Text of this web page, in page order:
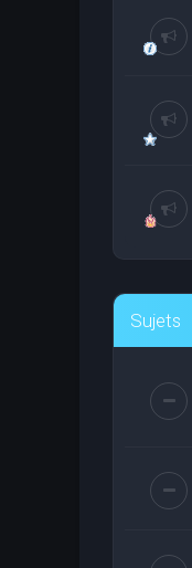
Sujets